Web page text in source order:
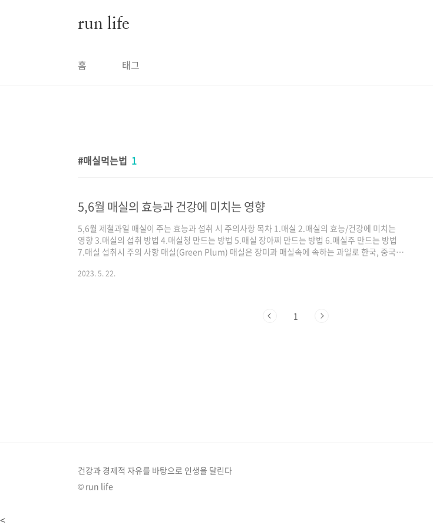
run life
홈 태그
매실먹는법 1
5,6월 매실의 효능과 건강에 미치는 영향
5,6월 제철과일 매실이 주는 효능과 섭취 시 주의사항 목차 1.매실 2.매실의 효능/건강에 미치는
영향 3.매실의 섭취 방법 4.매실청 만드는 방법 5.매실 장아찌 만드는 방법 6.매실주 만드는 방법
7.매실 섭취시 주의 사항 매실(Green Plum) 매실은 장미과 매실속에 속하는 과일로 한국, 중국,
유의 향이 있어 생으로 먹거나, 매실청, 매실장아찌, 매실차, 매실주 등 다양한 방법으로 즐길 수 있
2023. 5. 22.
1
건강과 경제적 자유를 바탕으로 인생을 달린다
© run life
<